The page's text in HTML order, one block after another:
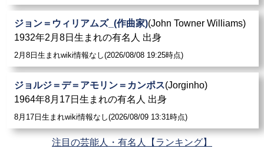
ジョン＝ウィリアムズ_(作曲家)(John Towner Williams)
1932年2月8日生まれの有名人 出身
2月8日生まれwiki情報なし(2026/08/08 19:25時点)
ジョルジ＝デ＝アモリン＝カンポス(Jorginho)
1964年8月17日生まれの有名人 出身
8月17日生まれwiki情報なし(2026/08/09 13:31時点)
注目の芸能人・有名人【ランキング】